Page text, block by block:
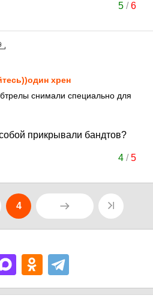
5/6
хрен
снимали специально для
прикрывали бандтов?
4/5
4